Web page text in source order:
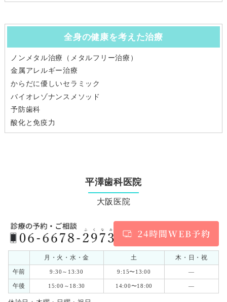
全身の健康を考えた治療
ノンメタル治療（メタルフリー治療）
金属アレルギー治療
からだに優しいセラミック
バイオレゾナンスメソッド
予防歯科
酸化と免疫力
平澤歯科医院
大阪医院
月・火・水・金 土
木・日・祝
午前
9:30～13:30 9:15〜13:00 ―
午後 15:00～18:30 14:00〜18:00 ―